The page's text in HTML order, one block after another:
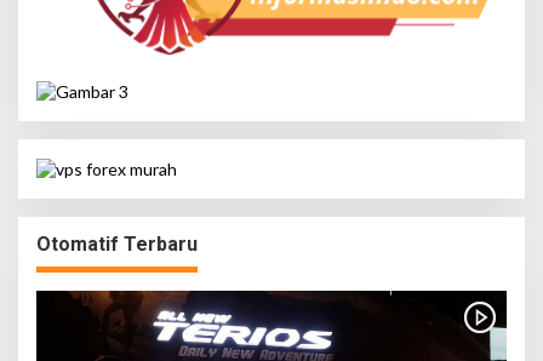
Otomatif Terbaru